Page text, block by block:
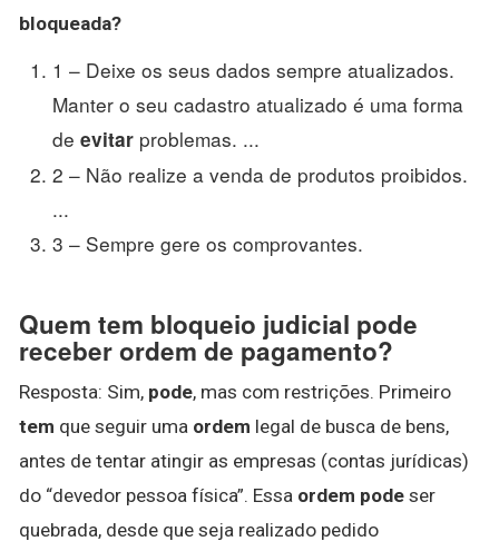
bloqueada?
1 – Deixe os seus dados sempre atualizados.
Manter o seu cadastro atualizado é uma forma
de evitar problemas. ...
2 – Não realize a venda de produtos proibidos.
...
3 – Sempre gere os comprovantes.
Quem tem bloqueio judicial pode
receber ordem de pagamento?
Resposta: Sim, pode, mas com restrições. Primeiro
tem que seguir uma ordem legal de busca de bens,
antes de tentar atingir as empresas (contas jurídicas)
do “devedor pessoa física”. Essa ordem pode ser
quebrada, desde que seja realizado pedido